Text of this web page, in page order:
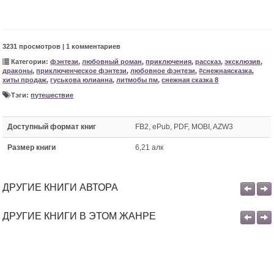
3231 просмотров | 1 комментариев
Категории:фэнтези, любовный роман,приключения,рассказ,эксклюзив,
драконы,приключенческое фэнтези, любовное фэнтези,#снежнаясказка,
хиты продаж,гуськова юлианна, литмобы пм,снежная сказка 8
Тэги:путешествие
Доступный формат книг FB2, ePub, PDF, MOBI, AZW3
Размер книги 6,21 алк
ДРУГИЕ КНИГИ АВТОРА
ДРУГИЕ КНИГИ В ЭТОМ ЖАНРЕ